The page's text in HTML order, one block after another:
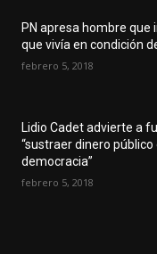
PN apresa hombre que
que vivía en condición
febrero 5, 2018
Lidio Cadet advierte a
“sustraer dinero
democracia”
febrero 5, 2018